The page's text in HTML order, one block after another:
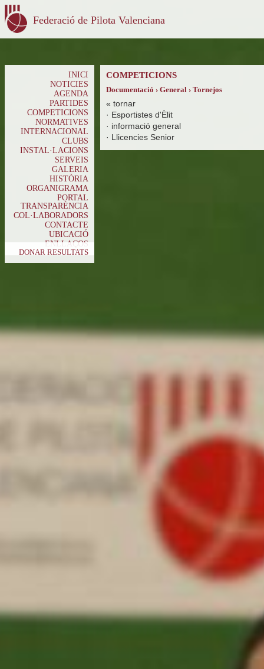
Federació de Pilota Valenciana
INICI
NOTICIES
AGENDA
PARTIDES
COMPETICIONS
NORMATIVES
INTERNACIONAL
CLUBS
INSTAL·LACIONS
SERVEIS
GALERIA
HISTÒRIA
ORGANIGRAMA
PORTAL
TRANSPARÈNCIA
COL·LABORADORS
CONTACTE
UBICACIÓ
ENLLAÇOS
DONAR RESULTATS
COMPETICIONS
Documentació › General › Tornejos
« tornar
· Esportistes d'Èlit
· informació general
· Llicencies Senior